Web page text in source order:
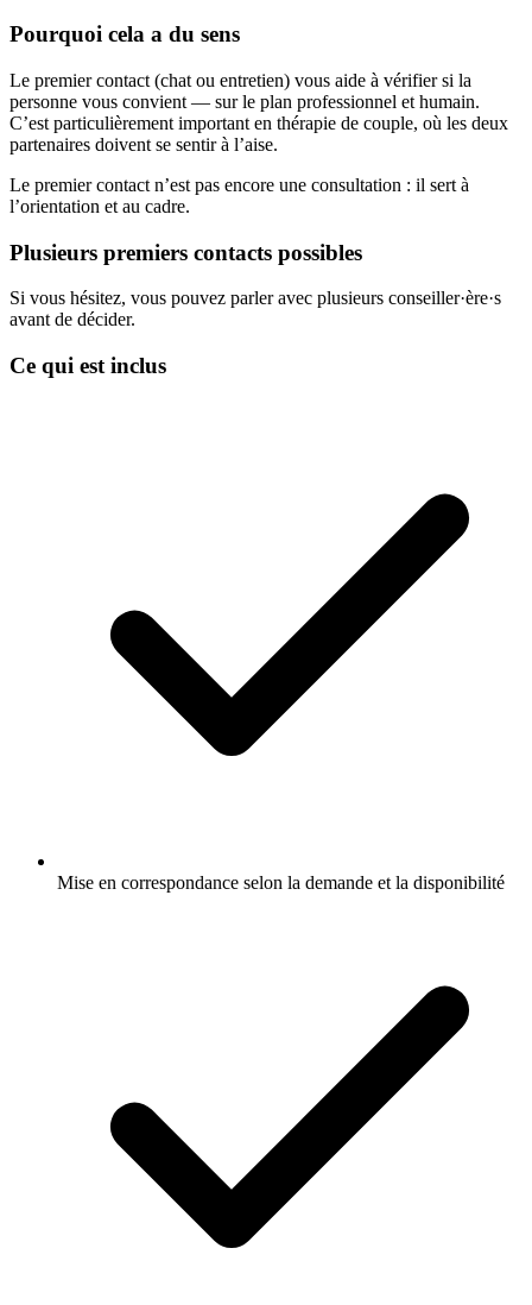
Pourquoi cela a du sens
Le premier contact (chat ou entretien) vous aide à vérifier si la
personne vous convient — sur le plan professionnel et humain.
C’est particulièrement important en thérapie de couple, où les deux
partenaires doivent se sentir à l’aise.
Le premier contact n’est pas encore une consultation : il sert à
l’orientation et au cadre.
Plusieurs premiers contacts possibles
Si vous hésitez, vous pouvez parler avec plusieurs conseiller·ère·s
avant de décider.
Ce qui est inclus
Mise en correspondance selon la demande et la disponibilité